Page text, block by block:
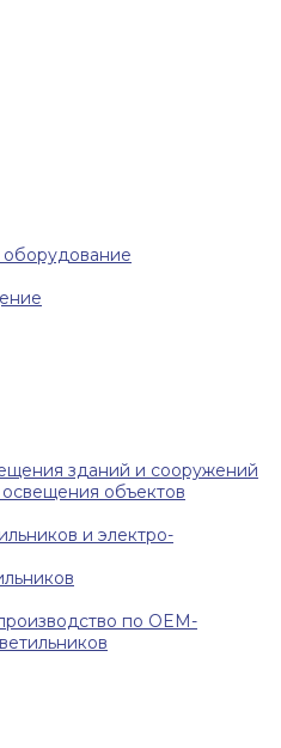
зданий и сооружений
объектов
и электро-
по OEM-